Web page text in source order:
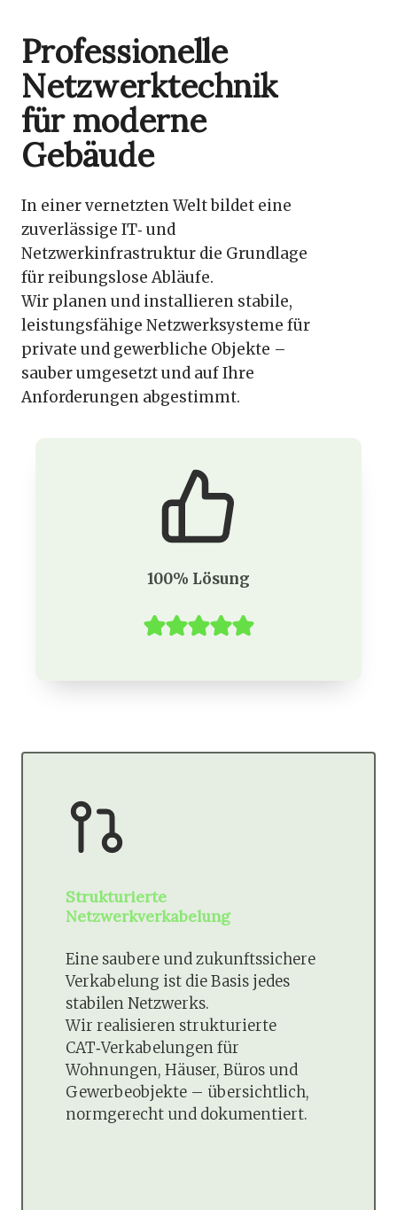
Professionelle
Netzwerktechnik
für moderne
Gebäude
In einer vernetzten Welt bildet eine
zuverlässige IT‑ und
Netzwerkinfrastruktur die Grundlage
für reibungslose Abläufe.
Wir planen und installieren stabile,
leistungsfähige Netzwerksysteme für
private und gewerbliche Objekte –
sauber umgesetzt und auf Ihre
Anforderungen abgestimmt.
100% Lösung
Strukturierte
Netzwerkverkabelung
Eine saubere und zukunftssichere
Verkabelung ist die Basis jedes
stabilen Netzwerks.
Wir realisieren strukturierte
CAT‑Verkabelungen für
Wohnungen, Häuser, Büros und
Gewerbeobjekte – übersichtlich,
normgerecht und dokumentiert.